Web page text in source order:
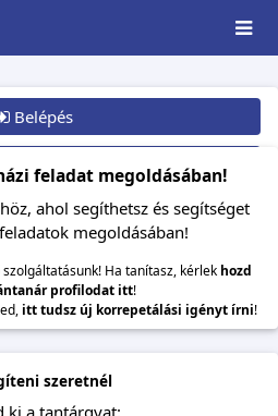
Belépés
feladat megoldásában!
ahol segíthetsz és segítséget
megoldásában!
Ha tanítasz, kérlek hozd
profilodat itt!
itt tudsz új korrepetálási igényt írni!
szeretnél
ki a tantárgyat: